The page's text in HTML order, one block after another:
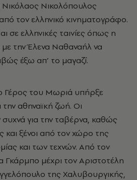
Νικολόπουλος
τον ελληνικό κινηματογράφο.
σε ελληνικές ταινίες όπως η
την Έλενα Ναθαναήλ να
έξω απ’ το μαγαζί.
Γέρος του Μωριά υπήρξε
αθηναϊκή ζωή. Οι
για την ταβέρνα, καθώς
και ξένοι από τον χώρο της
και των τεχνών. Από τον
Γκάρμπο μέχρι τον Αριστοτέλη
της Χαλυβουργικής,